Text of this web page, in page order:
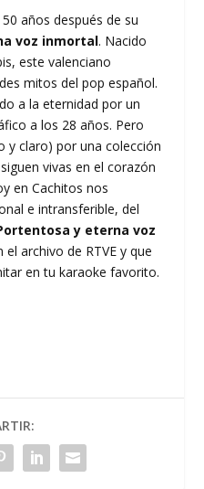
años después de su
voz inmortal. Nacido
este valenciano
mitos del pop español.
a la eternidad por un
a los 28 años. Pero
y claro) por una colección
vivas en el corazón
en Cachitos nos
e intransferible, del
y eterna voz
archivo de RTVE y que
en tu karaoke favorito.